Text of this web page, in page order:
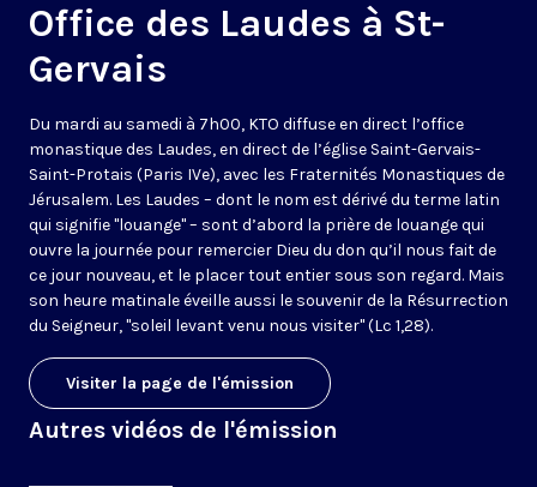
Office des Laudes à St-
Gervais
Du mardi au samedi à 7h00, KTO diffuse en direct l’office
monastique des Laudes, en direct de l’église Saint-Gervais-
Saint-Protais (Paris IVe), avec les Fraternités Monastiques de
Jérusalem. Les Laudes – dont le nom est dérivé du terme latin
qui signifie "louange" – sont d’abord la prière de louange qui
ouvre la journée pour remercier Dieu du don qu’il nous fait de
ce jour nouveau, et le placer tout entier sous son regard. Mais
son heure matinale éveille aussi le souvenir de la Résurrection
du Seigneur, "soleil levant venu nous visiter" (Lc 1,28).
Visiter la page de l'émission
Autres vidéos de l'émission